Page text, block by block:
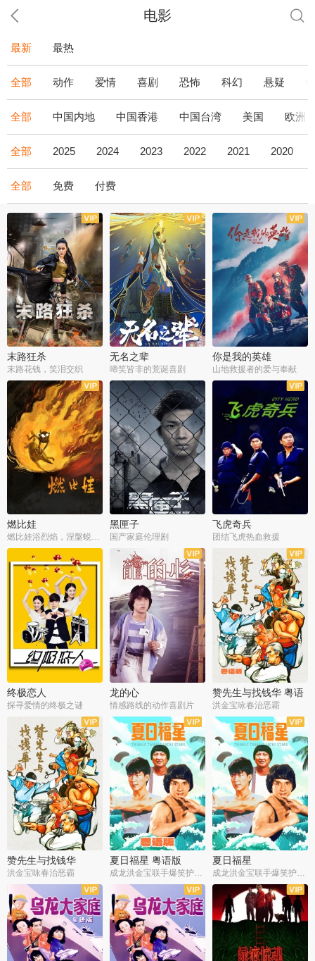
电影
最新 最热
全部 动作 爱情 喜剧 恐怖 科幻 悬疑
全部 中国内地 中国香港 中国台湾 美国 欧洲
全部 2025 2024 2023 2022 2021 2020
全部 免费 付费
末路狂杀
末路花钱，笑泪交织
无名之辈
啼笑皆非的荒诞喜剧
你是我的英雄
山地救援者的爱与奉献
燃比娃
燃比娃浴烈焰，涅槃蜕变成人
黑匣子
国产家庭伦理剧
飞虎奇兵
团结飞虎热血救援
终极恋人
探寻爱情的终极之谜
龙的心
情感路线的动作喜剧片
赞先生与找钱华 粤语
版
洪金宝咏春治恶霸
赞先生与找钱华
洪金宝咏春治恶霸
夏日福星 粤语版
成龙洪金宝联手爆笑护美女
夏日福星
成龙洪金宝联手爆笑护美女